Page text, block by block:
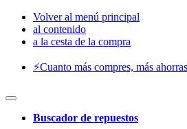
Volver al menú principal
al contenido
a la cesta de la compra
⚡️Cuanto más compres, más
Buscador de repuestos